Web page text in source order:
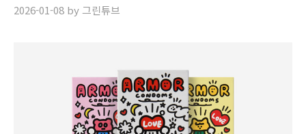
2026-01-08 by그린튜브